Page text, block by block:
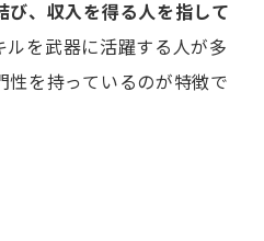
ちらを採用するか迷ったら？
の注意点
び、収入を得る人を指して
ルを武器に活躍する人が多
性を持っているのが特徴で